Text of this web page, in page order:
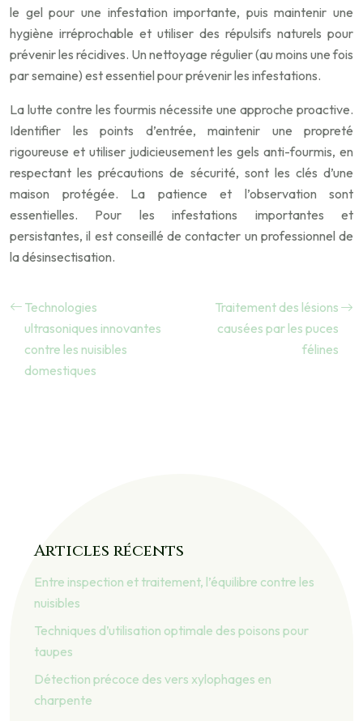
le gel pour une infestation importante, puis maintenir une
hygiène irréprochable et utiliser des répulsifs naturels pour
prévenir les récidives. Un nettoyage régulier (au moins une fois
par semaine) est essentiel pour prévenir les infestations.
La lutte contre les fourmis nécessite une approche proactive.
Identifier les points d’entrée, maintenir une propreté
rigoureuse et utiliser judicieusement les gels anti-fourmis, en
respectant les précautions de sécurité, sont les clés d’une
maison protégée. La patience et l’observation sont
essentielles. Pour les infestations importantes et
persistantes, il est conseillé de contacter un professionnel de
la désinsectisation.
Technologies
ultrasoniques innovantes
contre les nuisibles
domestiques
Traitement des lésions
causées par les puces
félines
Articles récents
Entre inspection et traitement, l’équilibre contre les
nuisibles
Techniques d’utilisation optimale des poisons pour
taupes
Détection précoce des vers xylophages en
charpente